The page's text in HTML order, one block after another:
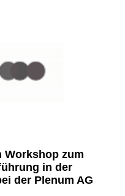
Workshop zum
in der
der Plenum AG